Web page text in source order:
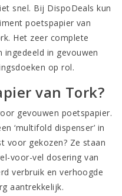
snel. Bij DispoDeals kun
poetspapier van
Het zeer complete
in gevouwen
op rol.
van Tork?
gevouwen poetspapier.
‘multifold dispenser’ in
voor gekozen? Ze staan
voor-vel dosering van
verbruik en verhoogde
aantrekkelijk.